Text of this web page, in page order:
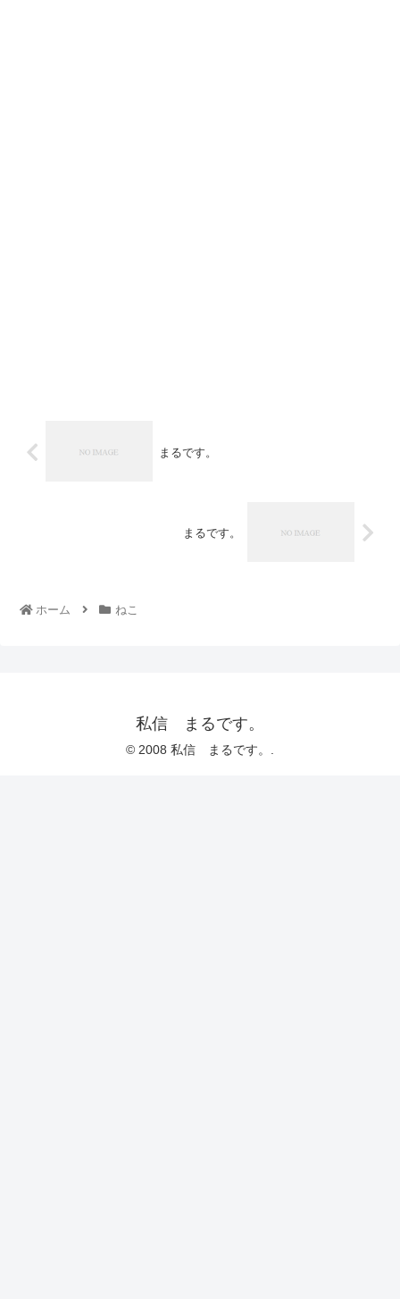
まるです。
まるです。
ホーム ねこ
私信 まるです。
© 2008 私信 まるです。.